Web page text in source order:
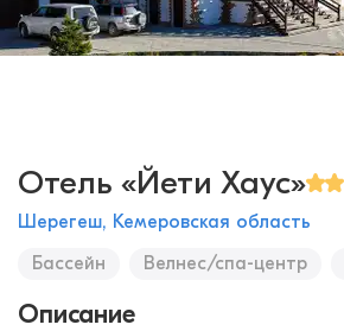
Отель «Йети Хаус»
Шерегеш, Кемеровская область
Бассейн
Велнес/спа-центр
Описание